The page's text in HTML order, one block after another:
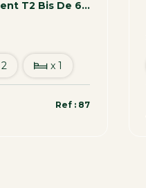
Bidart Appartement T2 Bis De 61 M2
x 1
Ref : 87